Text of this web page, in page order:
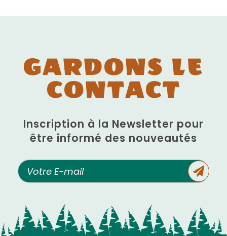
GARDONS LE
CONTACT
Inscription à la Newsletter pour
être informé des nouveautés